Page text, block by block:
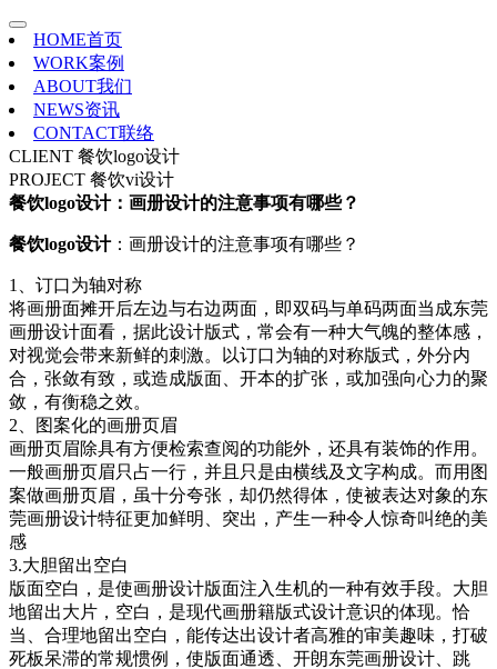
HOME首页
WORK案例
ABOUT我们
NEWS资讯
CONTACT联络
CLIENT 餐饮logo设计
PROJECT 餐饮vi设计
餐饮logo设计：画册设计的注意事项有哪些？
餐饮logo设计：画册设计的注意事项有哪些？
1、订口为轴对称
将画册面摊开后左边与右边两面，即双码与单码两面当成东莞
画册设计面看，据此设计版式，常会有一种大气魄的整体感，
对视觉会带来新鲜的刺激。以订口为轴的对称版式，外分内
合，张敛有致，或造成版面、开本的扩张，或加强向心力的聚
敛，有衡稳之效。
2、图案化的画册页眉
画册页眉除具有方便检索查阅的功能外，还具有装饰的作用。
一般画册页眉只占一行，并且只是由横线及文字构成。而用图
案做画册页眉，虽十分夸张，却仍然得体，使被表达对象的东
莞画册设计特征更加鲜明、突出，产生一种令人惊奇叫绝的美
感
3.大胆留出空白
版面空白，是使画册设计版面注入生机的一种有效手段。大胆
地留出大片，空白，是现代画册籍版式设计意识的体现。恰
当、合理地留出空白，能传达出设计者高雅的审美趣味，打破
死板呆滞的常规惯例，使版面通透、开朗东莞画册设计、跳